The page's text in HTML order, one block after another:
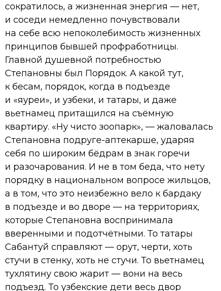
сократилось, а жизненная энергия — нет,
и соседи немедленно почувствовали
на себе всю непоколебимость жизненных
принципов бывшей профработницы.
Главной душевной потребностью
Степановны был Порядок. А какой тут,
к бесам, порядок, когда в подъезде
и «яуреи», и узбеки, и татары, и даже
вьетнамец притащился на съёмную
квартиру. «Ну чисто зоопарк», — жаловалась
Степановна подруге-аптекарше, ударяя
себя по широким бёдрам в знак горечи
и разочарования. И не в том беда, что нету
порядку в национальном вопросе жильцов,
а в том, что это неизбежно вело к бардаку
в подъезде и во дворе — на территориях,
которые Степановна воспринимала
вверенными и подотчётными. То татары
Сабантуй справляют — орут, черти, хоть
стучи в стенку, хоть не стучи. То вьетнамец
тухлятину свою жарит — вони на весь
подъезд. То узбекские дети весь двор